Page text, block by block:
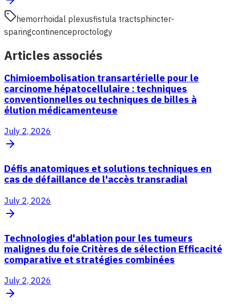
hemorrhoidal plexusfistula tractsphincter-
sparingcontinenceproctology
Articles associés
Chimioembolisation transartérielle pour le
carcinome hépatocellulaire : techniques
conventionnelles ou techniques de billes à
élution médicamenteuse
July 2, 2026
Défis anatomiques et solutions techniques en
cas de défaillance de l'accès transradial
July 2, 2026
Technologies d'ablation pour les tumeurs
malignes du foie Critères de sélection Efficacité
comparative et stratégies combinées
July 2, 2026